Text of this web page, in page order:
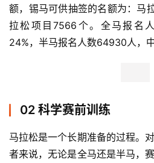
额，锡马可供抽签的名额为：马
拉松项目7566个。全马报名
24%，半马报名人数64930人，中
02 科学赛前训练
马拉松是一个长期准备的过程。
者来说，无论是全马还是半马，